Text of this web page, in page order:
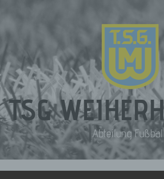
TSG
Abteilung Fußball
MANNSCHAFTEN EVENTS TSG –